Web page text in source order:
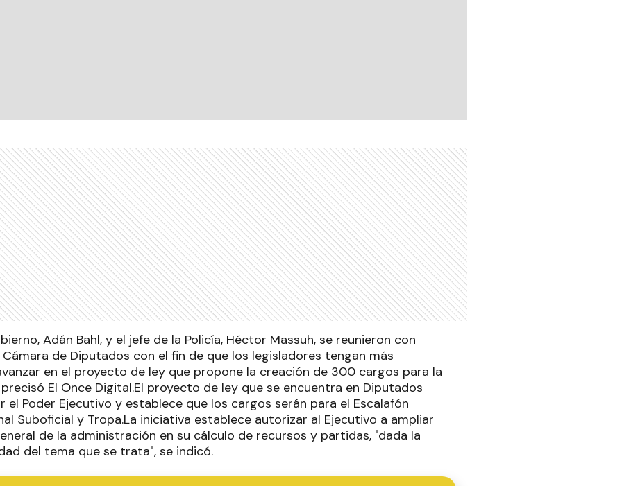
Adán Bahl, y el jefe de la Policía, Héctor Massuh, se reunieron con
de Diputados con el fin de que los legisladores tengan más
en el proyecto de ley que propone la creación de 300 cargos para la
El Once Digital.El proyecto de ley que se encuentra en Diputados
el Poder Ejecutivo y establece que los cargos serán para el Escalafón
Suboficial y Tropa.La iniciativa establece autorizar al Ejecutivo a ampliar
de la administración en su cálculo de recursos y partidas, "dada la
del tema que se trata", se indicó.